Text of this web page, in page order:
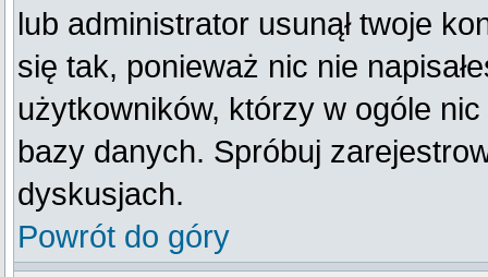
lub administrator usunął twoje
się tak, ponieważ nic nie
użytkowników, którzy w ogóle
bazy danych. Spróbuj
dyskusjach.
Powrót do góry